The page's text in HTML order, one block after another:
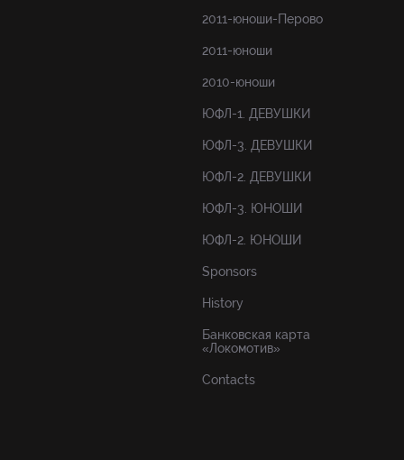
2011-юноши-Перово
2011-юноши
2010-юноши
ЮФЛ-1. ДЕВУШКИ
ЮФЛ-3. ДЕВУШКИ
ЮФЛ-2. ДЕВУШКИ
ЮФЛ-3. ЮНОШИ
ЮФЛ-2. ЮНОШИ
Sponsors
History
Банковская карта
«Локомотив»
Contacts